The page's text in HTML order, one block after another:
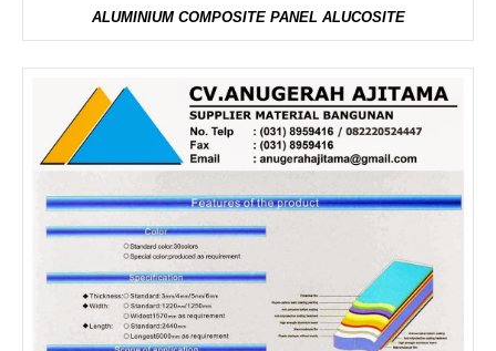
ALUMINIUM COMPOSITE PANEL ALUCOSITE